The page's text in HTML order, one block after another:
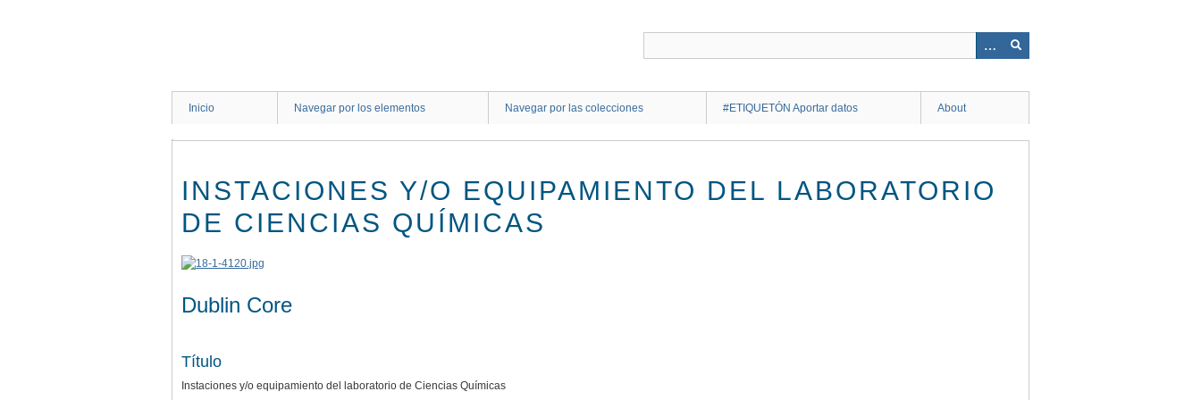
Inicio Navegar por los elementos Navegar por las colecciones #ETIQUETÓN Aportar datos About
INSTACIONES Y/O EQUIPAMIENTO DEL LABORATORIO
DE CIENCIAS QUÍMICAS
Dublin Core
Título
Instaciones y/o equipamiento del laboratorio de Ciencias Químicas